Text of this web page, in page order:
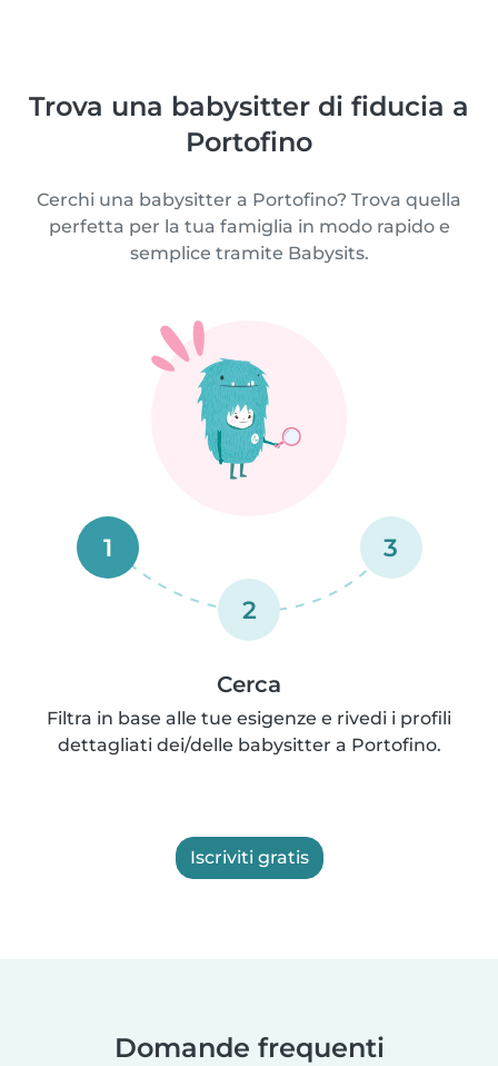
Trova una babysitter di fiducia a
Portofino
Cerchi una babysitter a Portofino? Trova quella
perfetta per la tua famiglia in modo rapido e
semplice tramite Babysits.
1
2
3
Cerca
Filtra in base alle tue esigenze e rivedi i profili
dettagliati dei/delle babysitter a Portofino.
Iscriviti gratis
Domande frequenti